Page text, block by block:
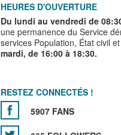
HEURES D'OUVERTURE
Du lundi au vendredi de
une permanence du Service
services Population, État civil
mardi, de 16:00 à 18:30.
RESTEZ CONNECTÉS !
5907 FANS